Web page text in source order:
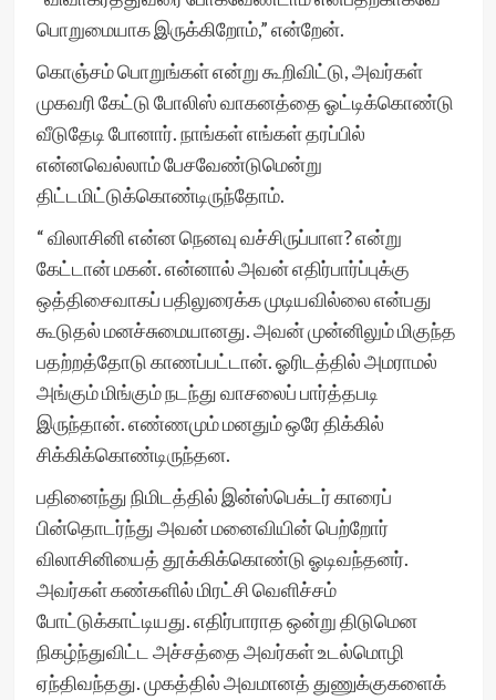
பொறுமையாக இருக்கிறோம்,” என்றேன்.
கொஞ்சம் பொறுங்கள் என்று கூறிவிட்டு, அவர்கள்
முகவரி கேட்டு போலிஸ் வாகனத்தை ஓட்டிக்கொண்டு
வீடுதேடி போனார். நாங்கள் எங்கள் தரப்பில்
என்னவெல்லாம் பேசவேண்டுமென்று
திட்டமிட்டுக்கொண்டிருந்தோம்.
“ விலாசினி என்ன நெனவு வச்சிருப்பாள? என்று
கேட்டான் மகன். என்னால் அவன் எதிர்பார்ப்புக்கு
ஒத்திசைவாகப் பதிலுரைக்க முடியவில்லை என்பது
கூடுதல் மனச்சுமையானது. அவன் முன்னிலும் மிகுந்த
பதற்றத்தோடு காணப்பட்டான். ஓரிடத்தில் அமராமல்
அங்கும் மிங்கும் நடந்து வாசலைப் பார்த்தபடி
இருந்தான். எண்ணமும் மனதும் ஒரே திக்கில்
சிக்கிக்கொண்டிருந்தன.
பதினைந்து நிமிடத்தில் இன்ஸ்பெக்டர் காரைப்
பின்தொடர்ந்து அவன் மனைவியின் பெற்றோர்
விலாசினியைத் தூக்கிக்கொண்டு ஓடிவந்தனர்.
அவர்கள் கண்களில் மிரட்சி வெளிச்சம்
போட்டுக்காட்டியது. எதிர்பாராத ஒன்று திடுமென
நிகழ்ந்துவிட்ட அச்சத்தை அவர்கள் உடல்மொழி
ஏந்திவந்தது. முகத்தில் அவமானத் துணுக்குகளைக்